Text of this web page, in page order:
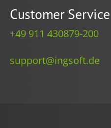
Customer Service
+49 911 430879-200
support@ingsoft.de